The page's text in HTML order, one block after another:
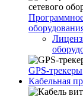
Программное
GPS-трекеры
Кабельная